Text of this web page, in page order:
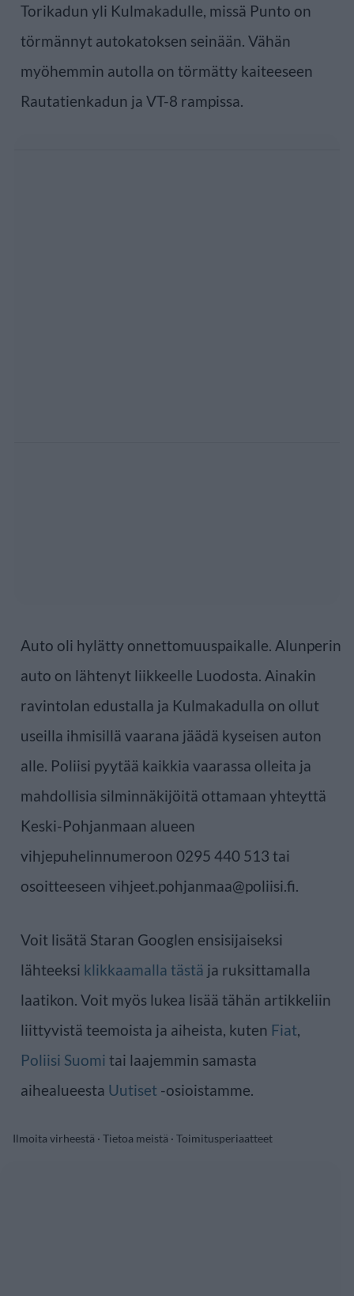
Torikadun yli Kulmakadulle, missä Punto on
törmännyt autokatoksen seinään. Vähän
myöhemmin autolla on törmätty kaiteeseen
Rautatienkadun ja VT-8 rampissa.
Auto oli hylätty onnettomuuspaikalle. Alunperin
auto on lähtenyt liikkeelle Luodosta. Ainakin
ravintolan edustalla ja Kulmakadulla on ollut
useilla ihmisillä vaarana jäädä kyseisen auton
alle. Poliisi pyytää kaikkia vaarassa olleita ja
mahdollisia silminnäkijöitä ottamaan yhteyttä
Keski-Pohjanmaan alueen
vihjepuhelinnumeroon 0295 440 513 tai
osoitteeseen vihjeet.pohjanmaa@poliisi.fi.
Voit lisätä Staran Googlen ensisijaiseksi
lähteeksi klikkaamalla tästä ja ruksittamalla
laatikon. Voit myös lukea lisää tähän artikkeliin
liittyvistä teemoista ja aiheista, kuten Fiat,
Poliisi Suomi tai laajemmin samasta
aihealueesta Uutiset -osioistamme.
Ilmoita virheestä · Tietoa meistä · Toimitusperiaatteet